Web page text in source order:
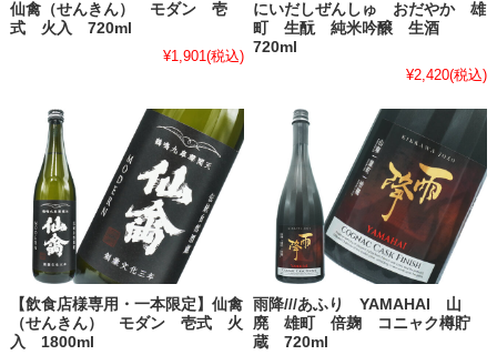
仙禽（せんきん） モダン 壱
式 火入 720ml
¥1,901(税込)
にいだしぜんしゅ おだやか 雄
町 生酛 純米吟醸 生酒
720ml
¥2,420(税込)
【飲食店様専用・一本限定】仙禽
（せんきん） モダン 壱式 火
入 1800ml
雨降///あふり YAMAHAI 山
廃 雄町 倍麹 コニャク樽貯
蔵 720ml